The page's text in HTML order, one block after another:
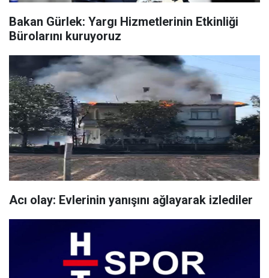
Bakan Gürlek: Yargı Hizmetlerinin Etkinliği
Bürolarını kuruyoruz
Acı olay: Evlerinin yanışını ağlayarak izlediler